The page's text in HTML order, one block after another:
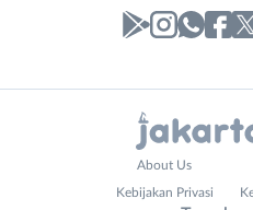
About Us
Kebijakan Privasi